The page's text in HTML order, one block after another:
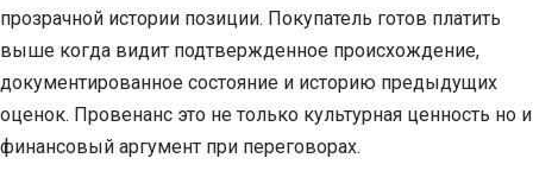
прозрачной истории позиции. Покупатель готов платить
выше когда видит подтвержденное происхождение,
документированное состояние и историю предыдущих
оценок. Провенанс это не только культурная ценность но и
финансовый аргумент при переговорах.